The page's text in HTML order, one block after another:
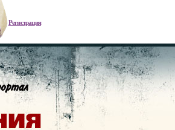
Регистрация